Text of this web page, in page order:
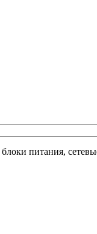
питания,